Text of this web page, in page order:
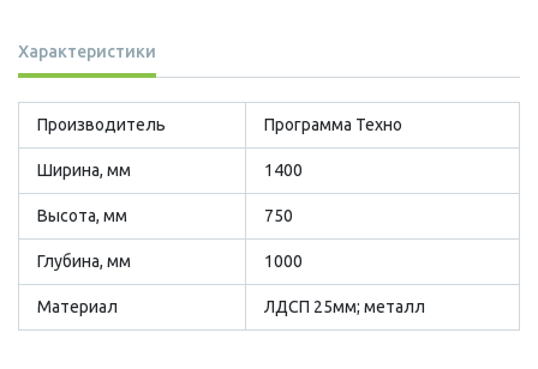
Характеристики
Производитель Программа Техно
Ширина, мм 1400
Высота, мм 750
Глубина, мм 1000
Материал ЛДСП 25мм; металл